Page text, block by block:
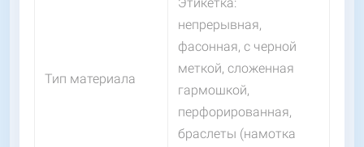
Тип материала
непрерывная,
фасонная, с черной
меткой, сложенная
гармошкой,
перфорированная,
браслеты (намотка